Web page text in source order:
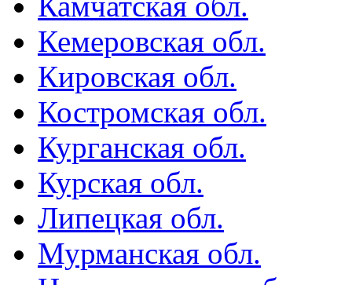
Кемеровская обл.
Кировская обл.
Костромская обл.
Курганская обл.
Курская обл.
Липецкая обл.
Мурманская обл.